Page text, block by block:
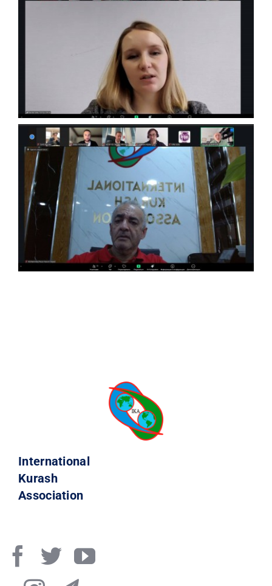
International
Kurash
Association